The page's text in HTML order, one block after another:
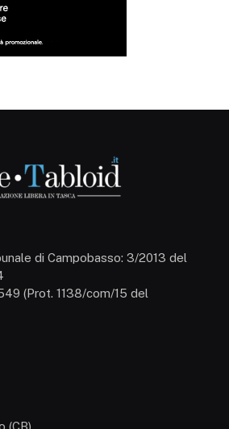
di Campobasso: 3/2013 del
(Prot. 1138/com/15 del
(CB)